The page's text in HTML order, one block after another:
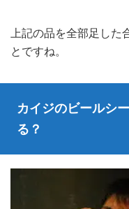
上記の品を全部足した
とですね。
カイジのビールシ
る？